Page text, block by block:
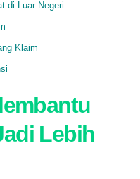
di Luar Negeri
Klaim
Lebih